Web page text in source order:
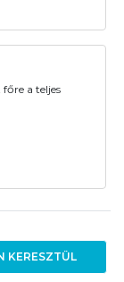
a teljes
KERESZTÜL